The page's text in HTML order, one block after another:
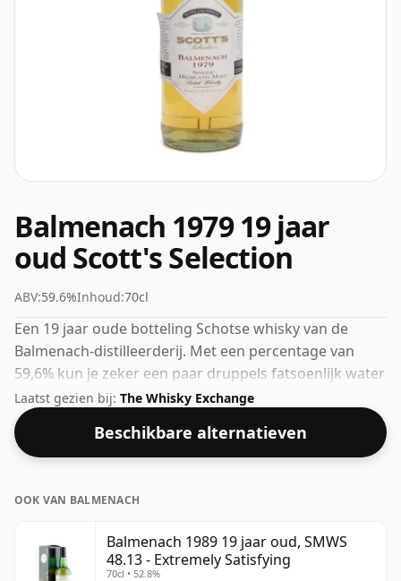
Balmenach 1979 19 jaar
oud Scott's Selection
ABV:59.6%Inhoud:70cl
Een 19 jaar oude botteling Schotse whisky van de
Balmenach-distilleerderij. Met een percentage van
59,6% kun je zeker een paar druppels fatsoenlijk water
aan deze whisky toevoegen om de textuur te
verbeteren en de geest te openen.
Laatst gezien bij: The Whisky Exchange
Beschikbare alternatieven
OOK VAN BALMENACH
Balmenach 1989 19 jaar oud, SMWS
48.13 - Extremely Satisfying
70cl • 52.8%